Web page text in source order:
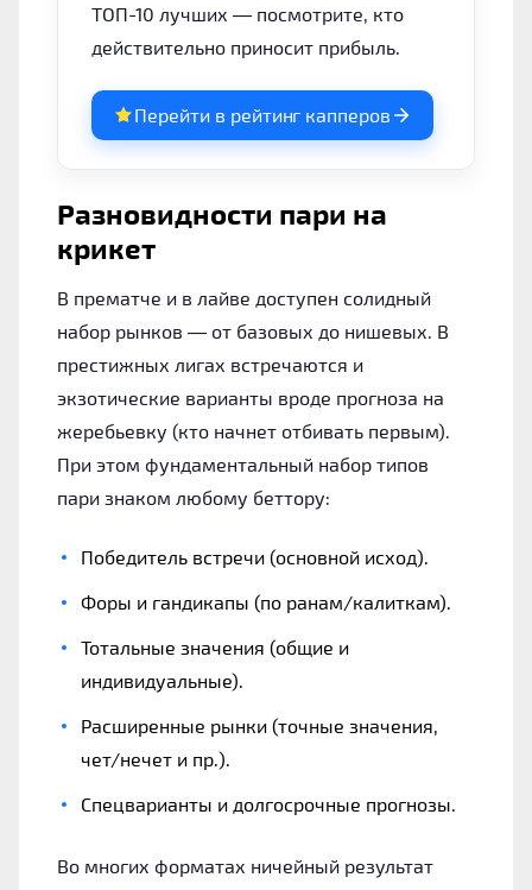
ТОП-10 лучших — посмотрите, кто
действительно приносит прибыль.
Перейти в рейтинг капперов
Разновидности пари на
крикет
В прематче и в лайве доступен солидный
набор рынков — от базовых до нишевых. В
престижных лигах встречаются и
экзотические варианты вроде прогноза на
жеребьевку (кто начнет отбивать первым).
При этом фундаментальный набор типов
пари знаком любому беттору:
Победитель встречи (основной исход).
Форы и гандикапы (по ранам/калиткам).
Тотальные значения (общие и
индивидуальные).
Расширенные рынки (точные значения,
чет/нечет и пр.).
Спецварианты и долгосрочные прогнозы.
Во многих форматах ничейный результат